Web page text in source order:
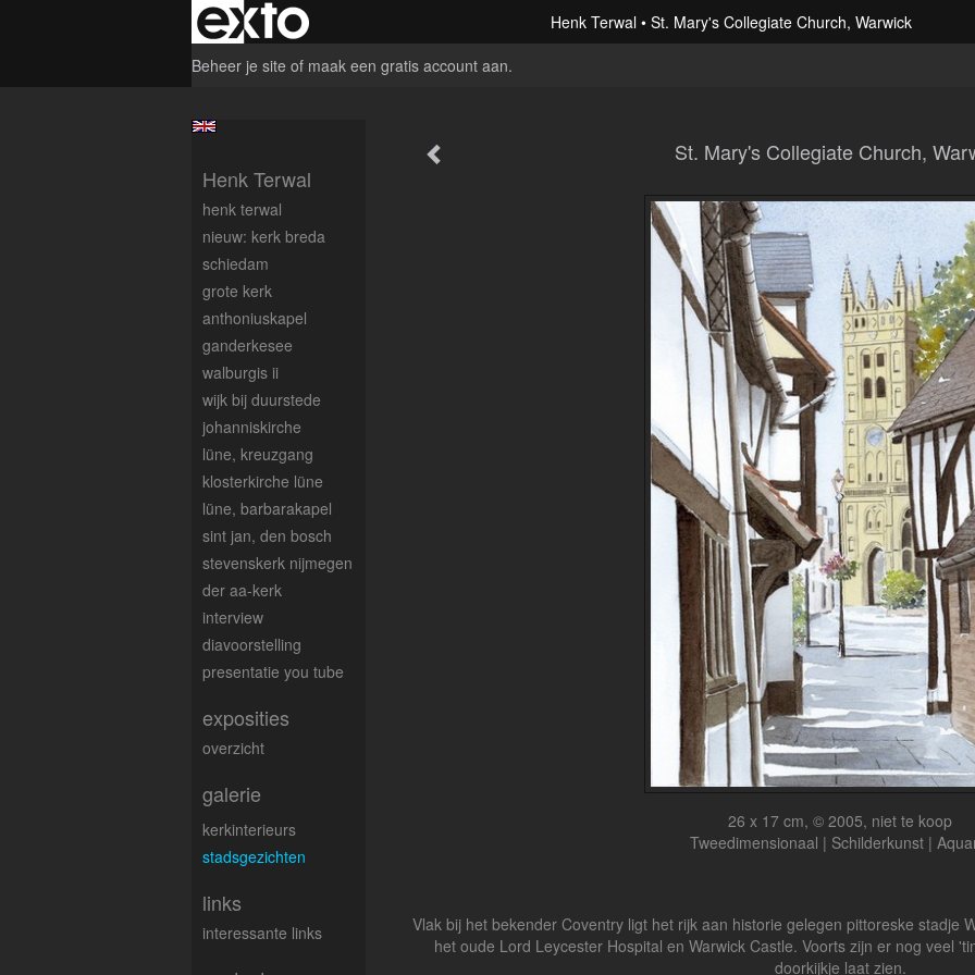
Henk Terwal
St. Mary's Collegiate Church, Warwick
Beheer je site of maak een gratis account aan.
St. Mary's Collegiate Church,
26 x 17 cm, © 2005, niet te koop
Tweedimensionaal | Schilderkunst |
Vlak bij het bekender Coventry ligt het rijk aan historie gelegen pittoreske stadje
het oude Lord Leycester Hospital en Warwick Castle. Voorts zijn er nog veel
doorkijkje laat zien.
Henk Terwal
henk terwal
nieuw: kerk breda
schiedam
grote kerk
anthoniuskapel
ganderkesee
walburgis ii
wijk bij duurstede
johanniskirche
lüne, kreuzgang
klosterkirche lüne
lüne, barbarakapel
sint jan, den bosch
stevenskerk nijmegen
der aa-kerk
interview
diavoorstelling
presentatie you tube
exposities
overzicht
galerie
kerkinterieurs
stadsgezichten
links
interessante links